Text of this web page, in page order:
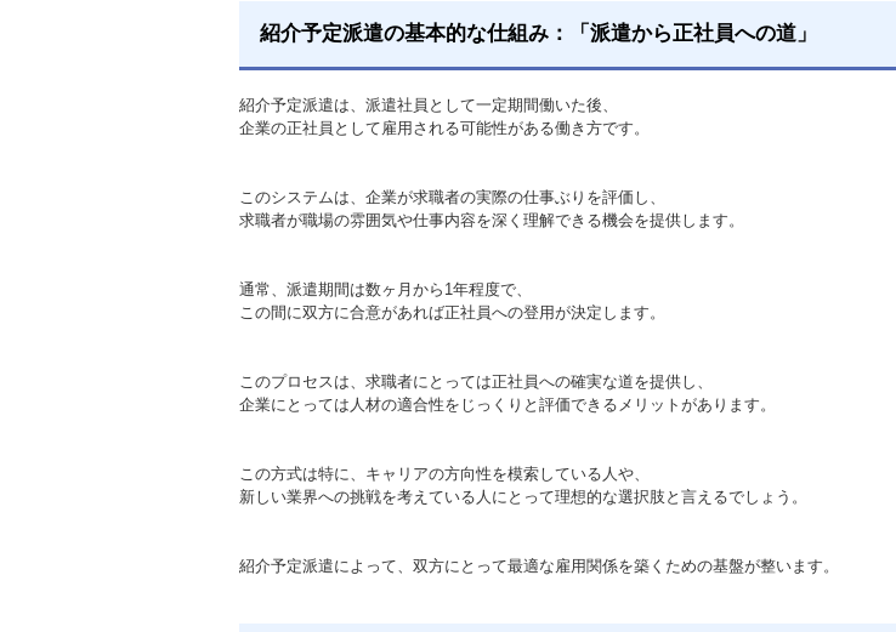
紹介予定派遣の基本的な仕組み：「派遣から正社員への道」
紹介予定派遣は、派遣社員として一定期間働いた後、
企業の正社員として雇用される可能性がある働き方です。
このシステムは、企業が求職者の実際の仕事ぶりを評価し、
求職者が職場の雰囲気や仕事内容を深く理解できる機会を提供します。
通常、派遣期間は数ヶ月から1年程度で、
この間に双方に合意があれば正社員への登用が決定します。
このプロセスは、求職者にとっては正社員への確実な道を提供し、
企業にとっては人材の適合性をじっくりと評価できるメリットがあります。
この方式は特に、キャリアの方向性を模索している人や、
新しい業界への挑戦を考えている人にとって理想的な選択肢と言えるでしょう。
紹介予定派遣によって、双方にとって最適な雇用関係を築くための基盤が整います。